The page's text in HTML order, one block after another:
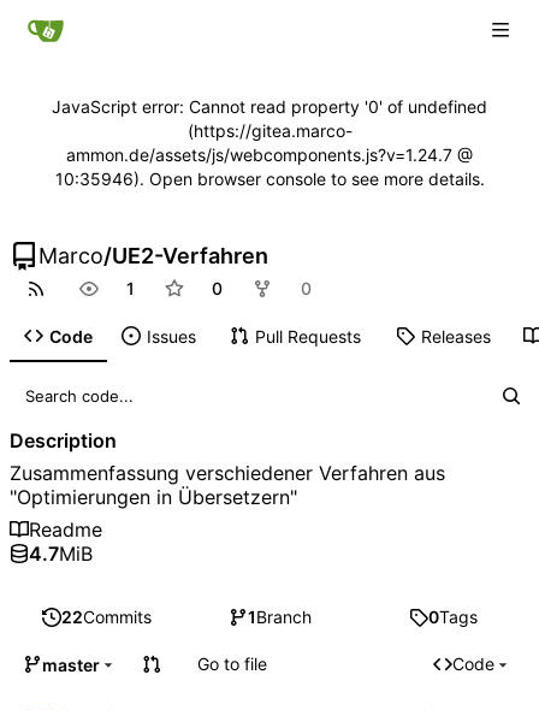
JavaScript error: Cannot read property '0' of undefined
(https://gitea.marco-
ammon.de/assets/js/webcomponents.js?v=1.24.7 @
10:35946). Open browser console to see more details.
Marco/UE2-Verfahren
1 0 0
Code Issues Pull Requests Releases
22Commits 1Branch 0Tags
master Go to file Code
Description
Zusammenfassung verschiedener Verfahren aus
"Optimierungen in Übersetzern"
Readme
4.7MiB